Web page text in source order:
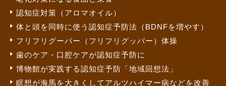
認知症対策（アロマオイル）
体と頭を同時に使う認知症予防法（BDNFを増やす）
フリフリグーパー（フリフリグッパー）体操
歯のケア・口腔ケアが認知症予防に
博物館が実践する認知症予防「地域回想法」
瞑想が海馬を大きくしてアルツハイマー病などを改善